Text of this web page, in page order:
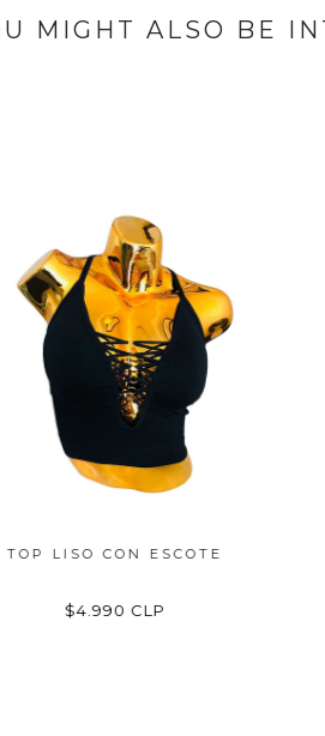
MIGHT ALSO BE
LISO CON ESCOTE
$4.990 CLP